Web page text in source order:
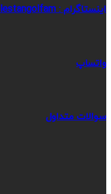
اینستاگرام : Golestangolfam
واتساپ
سوالات متداول